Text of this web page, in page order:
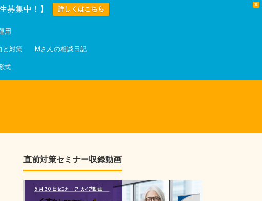
X
募集中！】 詳しくはこちら
用
と対策 Mさんの相談日記
式
直前対策セミナー収録動画